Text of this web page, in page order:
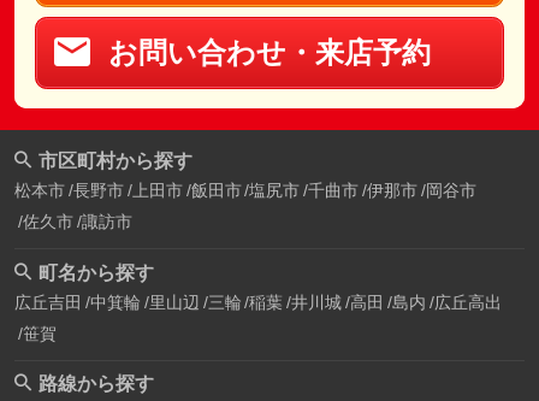
お問い合わせ・来店予約
市区町村から探す
松本市 長野市 上田市 飯田市 塩尻市 千曲市 伊那市 岡谷市
佐久市 諏訪市
町名から探す
広丘吉田 中箕輪 里山辺 三輪 稲葉 井川城 高田 島内 広丘高出
笹賀
路線から探す